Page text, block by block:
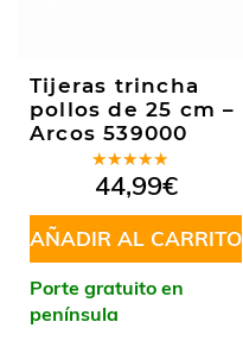
Tijeras trincha
pollos de 25 cm –
Arcos 539000
Valorado
en5.00de
5
44,99€
AÑADIR AL CARRITO
Porte gratuito en
península